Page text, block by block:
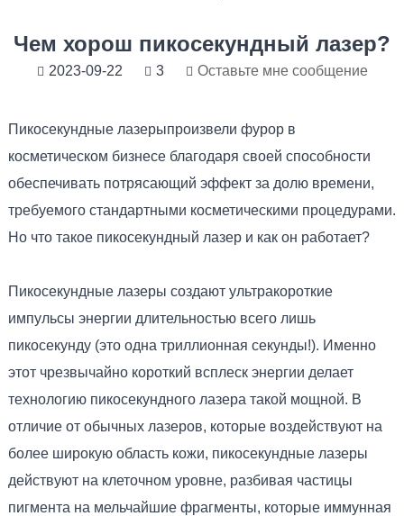
Чем хорош пикосекундный лазер?
2023-09-22 3 Оставьте мне сообщение
Пикосекундные лазерыпроизвели фурор в
косметическом бизнесе благодаря своей способности
обеспечивать потрясающий эффект за долю времени,
требуемого стандартными косметическими процедурами.
Но что такое пикосекундный лазер и как он работает?
Пикосекундные лазеры создают ультракороткие
импульсы энергии длительностью всего лишь
пикосекунду (это одна триллионная секунды!). Именно
этот чрезвычайно короткий всплеск энергии делает
технологию пикосекундного лазера такой мощной. В
отличие от обычных лазеров, которые воздействуют на
более широкую область кожи, пикосекундные лазеры
действуют на клеточном уровне, разбивая частицы
пигмента на мельчайшие фрагменты, которые иммунная